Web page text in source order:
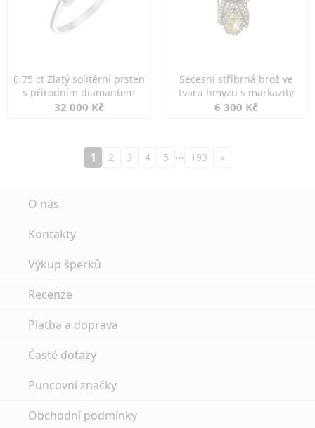
0,75 ct Zlatý solitérní prsten
s přírodním diamantem
32 000 Kč
Secesní stříbrná brož ve
tvaru hmyzu s markazity
6 300 Kč
1 2 3 4 5 … 193 »
O nás
Kontakty
Výkup šperků
Recenze
Platba a doprava
Časté dotazy
Puncovní značky
Obchodní podmínky